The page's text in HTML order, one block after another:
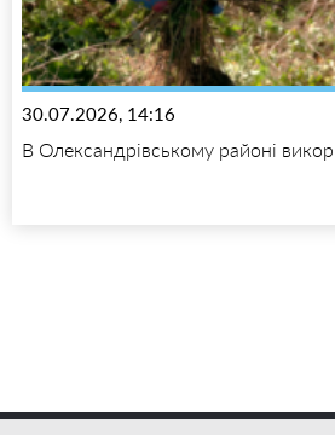
30.07.2026, 14:16
В Олександрівському районі